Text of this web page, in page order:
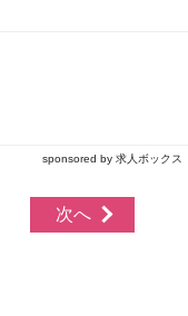
sponsored by 求人ボックス
次へ